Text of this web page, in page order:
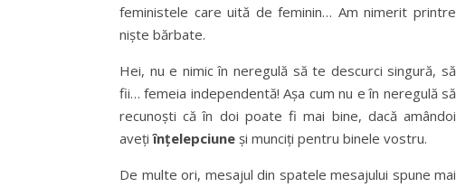
feministele care uită de feminin… Am nimerit printre
niște bărbate.
Hei, nu e nimic în neregulă să te descurci singură, să
fii… femeia independentă! Așa cum nu e în neregulă să
recunoști că în doi poate fi mai bine, dacă amândoi
avețiînțelepciune și munciți pentru binele vostru.
De multe ori, mesajul din spatele mesajului spune mai